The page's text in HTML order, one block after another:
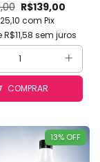
e Uniforme até
Tons com
de
(Mechas,
R$139,00
com Pix
R$11,58 sem juros
COMPRAR
13% OFF